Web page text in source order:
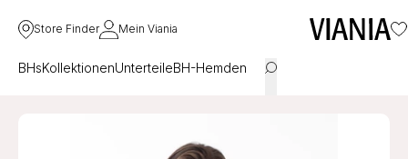
Store Finder Mein Viania
BHsKollektionenUnterteileBH-Hemden